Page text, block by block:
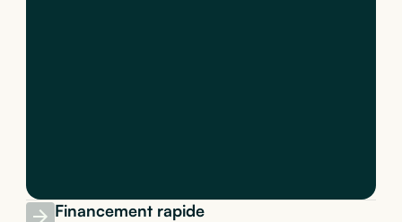
Financement rapide